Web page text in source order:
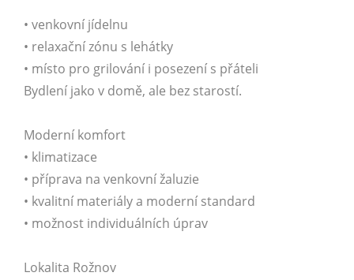
• venkovní jídelnu
• relaxační zónu s lehátky
• místo pro grilování i posezení s přáteli
Bydlení jako v domě, ale bez starostí.
Moderní komfort
• klimatizace
• příprava na venkovní žaluzie
• kvalitní materiály a moderní standard
• možnost individuálních úprav
Lokalita Rožnov